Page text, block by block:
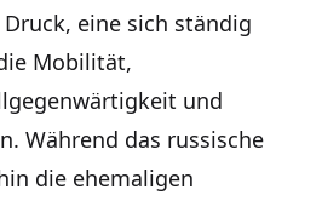
eine sich ständig
Mobilität,
und
Während das russische
die ehemaligen